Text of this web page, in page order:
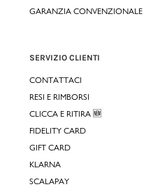
GARANZIA CONVENZIONALE
SERVIZIO CLIENTI
CONTATTACI
RESI E RIMBORSI
CLICCA E RITIRA 🆕
FIDELITY CARD
GIFT CARD
KLARNA
SCALAPAY